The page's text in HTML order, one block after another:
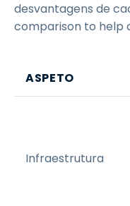
desvantagens de
comparison to help
ASPETO
Infraestrutura